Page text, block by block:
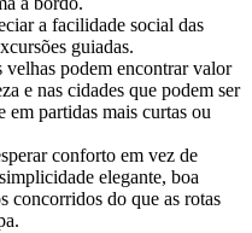
a facilidade social das
guiadas.
velhas podem encontrar valor
e nas cidades que podem ser
em partidas mais curtas ou
conforto em vez de
elegante, boa
concorridos do que as rotas